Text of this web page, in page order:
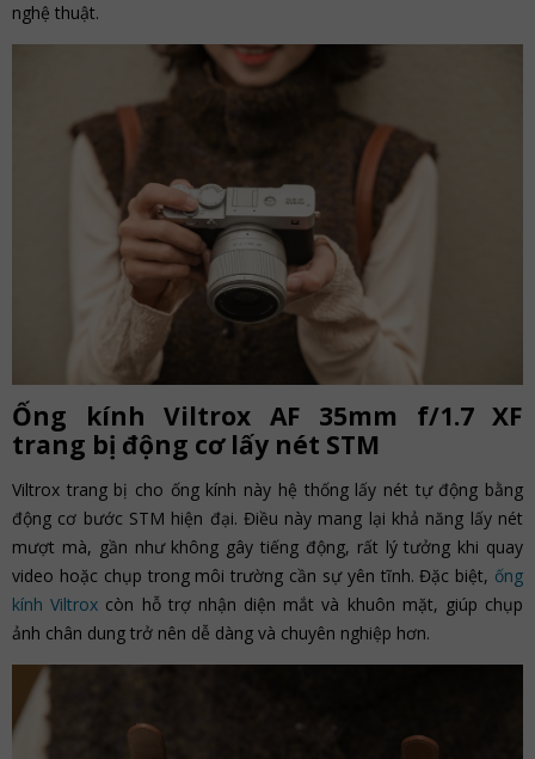
nghệ thuật.
Ống kính Viltrox AF 35mm f/1.7 XF
trang bị động cơ lấy nét STM
Viltrox trang bị cho ống kính này hệ thống lấy nét tự động bằng
động cơ bước STM hiện đại. Điều này mang lại khả năng lấy nét
mượt mà, gần như không gây tiếng động, rất lý tưởng khi quay
video hoặc chụp trong môi trường cần sự yên tĩnh. Đặc biệt, ống
kính Viltrox còn hỗ trợ nhận diện mắt và khuôn mặt, giúp chụp
ảnh chân dung trở nên dễ dàng và chuyên nghiệp hơn.